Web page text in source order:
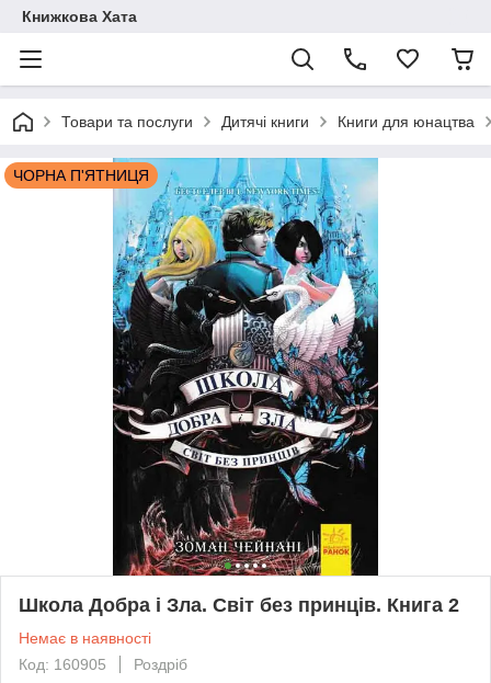
Книжкова Хата
Товари та послуги Дитячі книги Книги для юнацтва
ЧОРНА П'ЯТНИЦЯ
Школа Добра і Зла. Світ без принців. Книга 2
Немає в наявності
Код: 160905
Роздріб